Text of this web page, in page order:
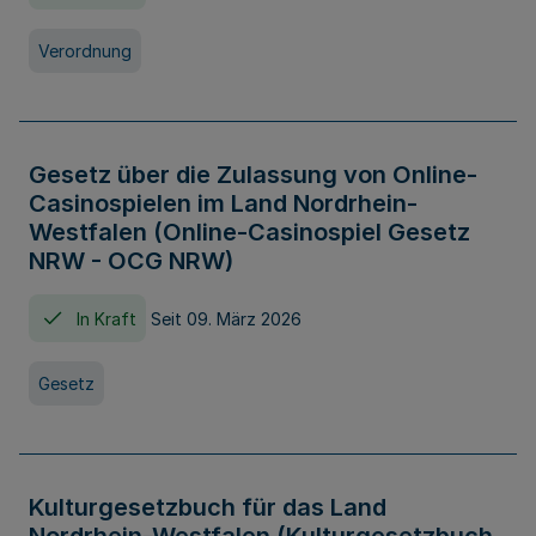
Verordnung
Gesetz über die Zulassung von Online-
Casinospielen im Land Nordrhein-
Westfalen (Online-Casinospiel Gesetz
NRW - OCG NRW)
In Kraft Seit 09. März 2026
Gesetz
Kulturgesetzbuch für das Land